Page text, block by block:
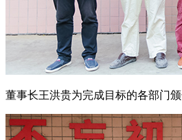
董事长王洪贵为完成目标的各部门